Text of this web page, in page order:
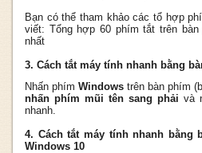
Bạn có thể tham khảo các tổ hợp
viết: Tổng hợp 60 phím tắt trên
nhất
3. Cách tắt máy tính nhanh bằng
Nhấn phím Windows trên bàn phím
nhấn phím mũi tên sang phải và
nhanh.
4. Cách tắt máy tính nhanh bằng
Windows 10